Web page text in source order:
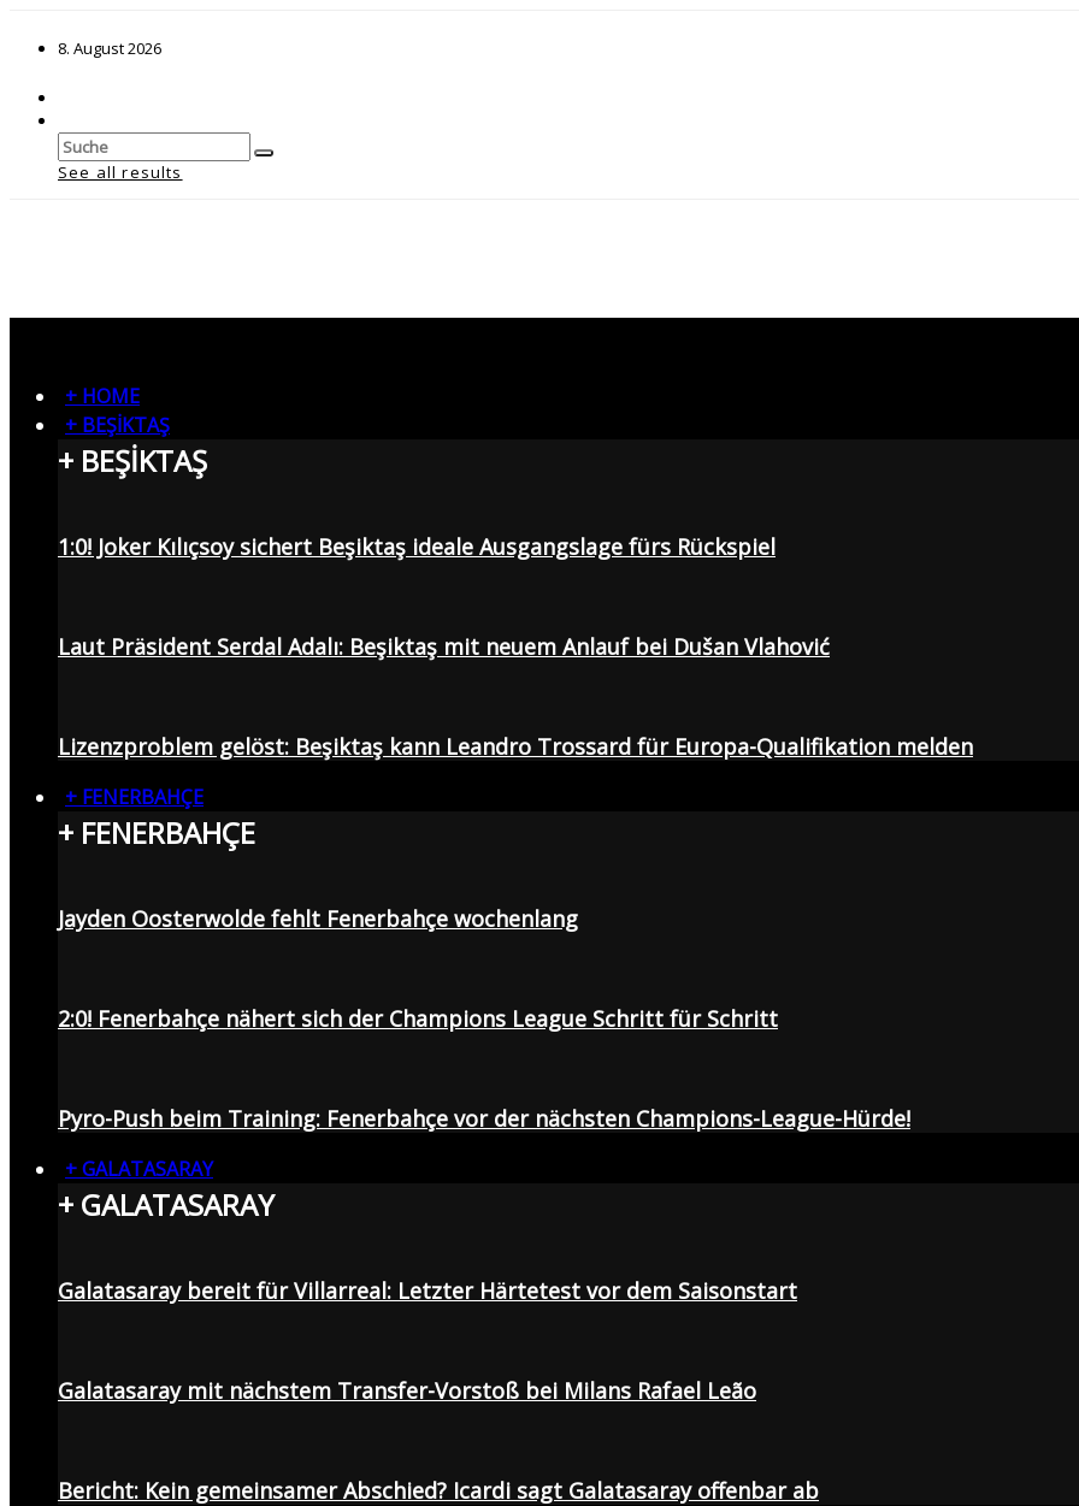
8. August 2026
See all results
+ HOME
+ BEŞİKTAŞ
+ BEŞİKTAŞ
1:0! Joker Kılıçsoy sichert Beşiktaş ideale Ausgangslage fürs Rückspiel
Laut Präsident Serdal Adalı: Beşiktaş mit neuem Anlauf bei Dušan Vlahović
Lizenzproblem gelöst: Beşiktaş kann Leandro Trossard für Europa-Qualifikation melden
+ FENERBAHÇE
+ FENERBAHÇE
Jayden Oosterwolde fehlt Fenerbahçe wochenlang
2:0! Fenerbahçe nähert sich der Champions League Schritt für Schritt
Pyro-Push beim Training: Fenerbahçe vor der nächsten Champions-League-Hürde!
+ GALATASARAY
+ GALATASARAY
Galatasaray bereit für Villarreal: Letzter Härtetest vor dem Saisonstart
Galatasaray mit nächstem Transfer-Vorstoß bei Milans Rafael Leão
Bericht: Kein gemeinsamer Abschied? Icardi sagt Galatasaray offenbar ab